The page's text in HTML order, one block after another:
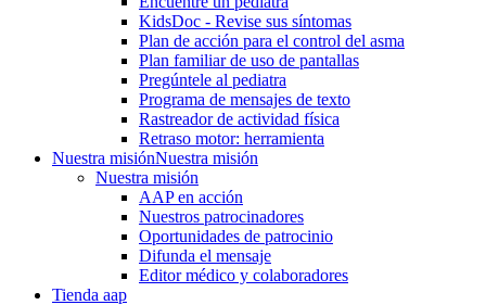
KidsDoc - Revise sus síntomas
Plan de acción para el control del asma
Plan familiar de uso de pantallas
Pregúntele al pediatra
Programa de mensajes de texto
Rastre​​ador de activida​d física
Retraso motor: herramienta
Nuestra misiónNuestra misión
Nuestra misión
AAP en acción
Nuestros patrocinadores
Oportunidades de patrocinio
Difunda el mensaje
Editor médico y colaboradores
Tienda aap